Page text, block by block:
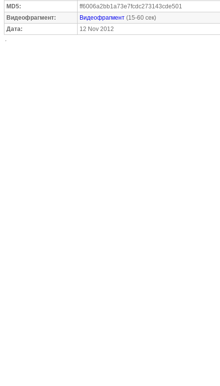
MD5:
ff6006a2bb1a73e7fcdc273143cde501
Видеофрагмент:
Видеофрагмент (15-60 сек)
Дата:
12 Nov 2012